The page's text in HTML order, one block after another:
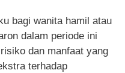
bagi wanita hamil atau
dalam periode ini
dan manfaat yang
terhadap